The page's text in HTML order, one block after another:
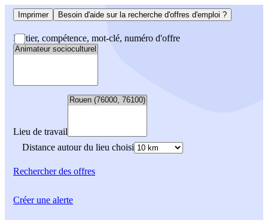
Imprimer Besoin d'aide sur la recherche d'offres d'emploi ?
Métier, compétence, mot-clé, numéro d'offre
Lieu de travail
Distance autour du lieu choisi
Rechercherdes offres
Créer une alerte